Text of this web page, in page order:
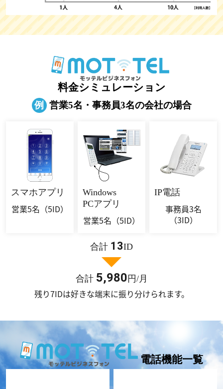
料金シミュレーション
例 営業5名・事務員3名の会社の場合
スマホアプリ
営業5名 （5ID）
Windows
PCアプリ
営業5名 （5ID）
IP電話
事務員3名
（3ID）
合計 13ID
合計 5,980 円/月
残り7IDは好きな端末に振り分けられます。
電話機能一覧